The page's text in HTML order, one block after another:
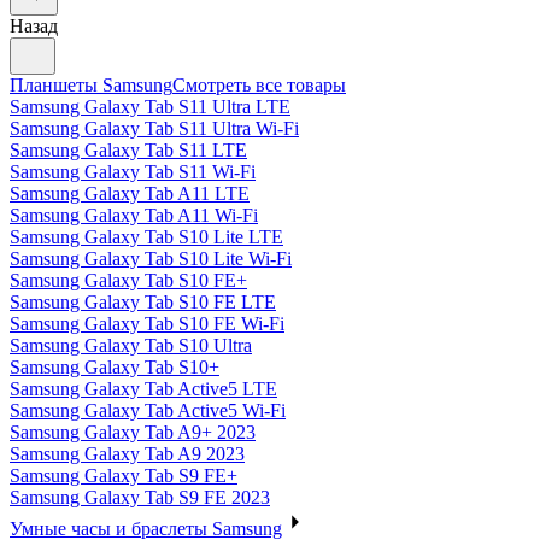
Назад
Планшеты SamsungСмотреть все товары
Samsung Galaxy Tab S11 Ultra LTE
Samsung Galaxy Tab S11 Ultra Wi-Fi
Samsung Galaxy Tab S11 LTE
Samsung Galaxy Tab S11 Wi-Fi
Samsung Galaxy Tab A11 LTE
Samsung Galaxy Tab A11 Wi-Fi
Samsung Galaxy Tab S10 Lite LTE
Samsung Galaxy Tab S10 Lite Wi-Fi
Samsung Galaxy Tab S10 FE+
Samsung Galaxy Tab S10 FE LTE
Samsung Galaxy Tab S10 FE Wi-Fi
Samsung Galaxy Tab S10 Ultra
Samsung Galaxy Tab S10+
Samsung Galaxy Tab Active5 LTE
Samsung Galaxy Tab Active5 Wi-Fi
Samsung Galaxy Tab A9+ 2023
Samsung Galaxy Tab A9 2023
Samsung Galaxy Tab S9 FE+
Samsung Galaxy Tab S9 FE 2023
Умные часы и браслеты Samsung